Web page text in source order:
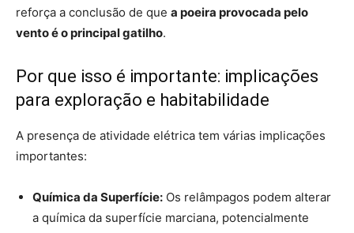
reforça a conclusão de que a poeira provocada pelo
vento é o principal gatilho.
Por que isso é importante: implicações
para exploração e habitabilidade
A presença de atividade elétrica tem várias implicações
importantes:
Química da Superfície: Os relâmpagos podem alterar
a química da superfície marciana, potencialmente